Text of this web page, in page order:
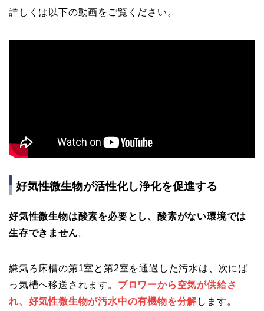
詳しくは以下の動画をご覧ください。
好気性微生物が活性化し浄化を促進する
好気性微生物は酸素を必要とし、酸素がない環境では
生存できません。
嫌気ろ床槽の第1室と第2室を通過した汚水は、次にば
っ気槽へ移送されます。 ブロワーから空気が供給さ
れ、好気性微生物が汚水中の有機物を分解します。